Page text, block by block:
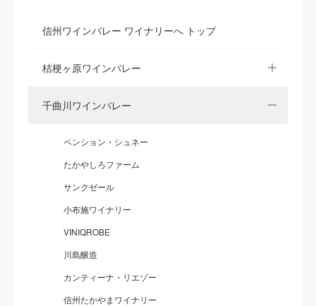
信州ワインバレー ワイナリーへ トップ
桔梗ヶ原ワインバレー
千曲川ワインバレー
ペンション・シュネー
たかやしろファーム
サンクゼール
小布施ワイナリー
VINIQROBE
川島醸造
カンティーナ・リエゾー
信州たかやまワイナリー